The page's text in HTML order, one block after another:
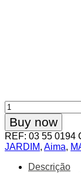
Quantidade
de
𝘝𝘢𝘳𝘦𝘫𝘢𝘥𝘰𝘳
𝘈𝘻𝘦𝘪𝘵𝘰𝘯𝘢𝘴
𝘈𝘪𝘮𝘢
Buy now
REF: 03 55 0194
JARDIM, Aima,
Descrição